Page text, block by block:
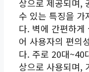
상으로 제공되며,
수 있는 특징을 가
다. 벽에 간편하게
어 사용자의 편의
다. 주로 20대~40
상으로 사용되며,